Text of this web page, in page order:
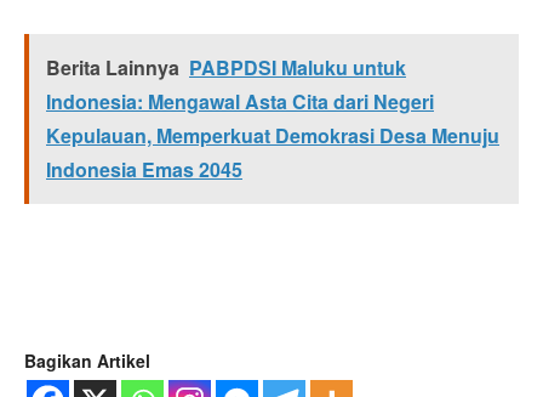
Berita Lainnya PABPDSI Maluku untuk
Indonesia: Mengawal Asta Cita dari Negeri
Kepulauan, Memperkuat Demokrasi Desa Menuju
Indonesia Emas 2045
Bagikan Artikel